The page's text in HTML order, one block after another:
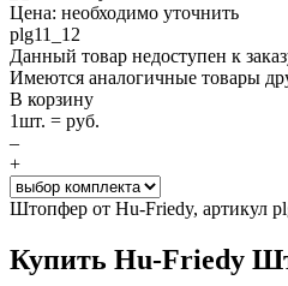
Цена: необходимо уточнить
plg11_12
Данный товар недоступен к
Имеются аналогичные товары
В корзину
1шт. = руб.
–
+
Штопфер от Hu-Friedy, артикул
Купить Hu-Friedy